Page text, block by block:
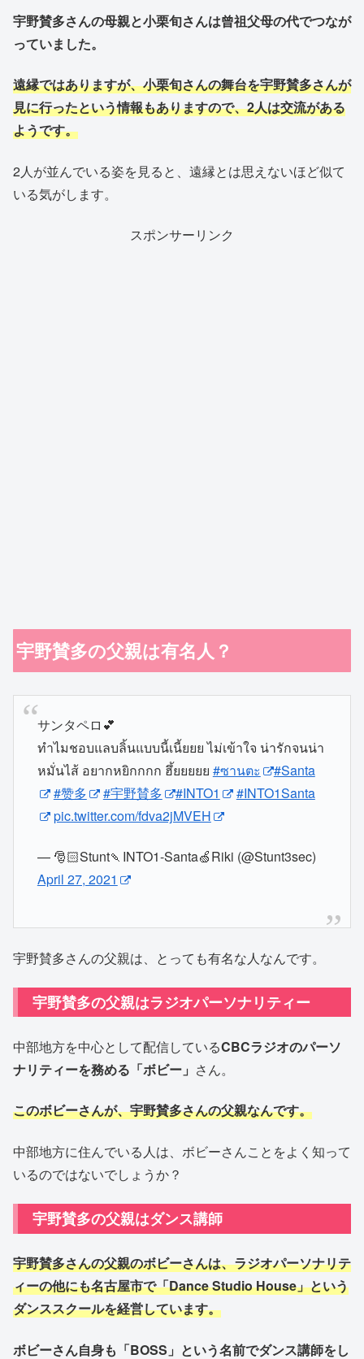
宇野賛多さんの母親と小栗旬さんは曾祖父母の代でつなが
っていました。
遠縁ではありますが、小栗旬さんの舞台を宇野賛多さんが
見に行ったという情報もありますので、2人は交流がある
ようです。
2人が並んでいる姿を見ると、遠縁とは思えないほど似て
いる気がします。
スポンサーリンク
宇野賛多の父親は有名人？
サンタペロ💕
ทำไมชอบแลบลิ้นแบบนี้เนี้ยยย ไม่เข้าใจ น่ารักจนน่า
หมั่นไส้ อยากหยิกกกก ฮึ้ยยยยย #ซานตะ
#Santa
#赞多
#宇野賛多 #INTO1
#INTO1Santa
pic.twitter.com/fdva2jMVEH
— 🎅🏻Stunt🍡INTO1-Santa🍏Riki (@Stunt3sec)
April 27, 2021
宇野賛多さんの父親は、とっても有名な人なんです。
宇野賛多の父親はラジオパーソナリティー
中部地方を中心として配信しているCBCラジオのパーソ
ナリティーを務める「ボビー」 さん。
このボビーさんが、宇野賛多さんの父親なんです。
中部地方に住んでいる人は、ボビーさんことをよく知って
いるのではないでしょうか？
宇野賛多の父親はダンス講師
宇野賛多さんの父親のボビーさんは、ラジオパーソナリテ
ィーの他にも名古屋市で「Dance Studio House」という
ダンススクールを経営しています。
ボビーさん自身も「BOSS」という名前でダンス講師をし